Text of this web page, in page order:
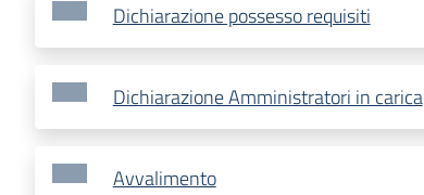
Dichiarazione possesso requisiti
Dichiarazione Amministratori in carica
Avvalimento